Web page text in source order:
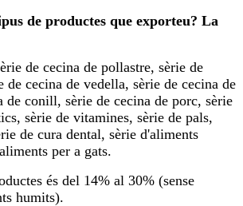
de productes que exporteu? La
de cecina de pollastre, sèrie de
de cecina de vedella, sèrie de cecina de
de conill, sèrie de cecina de porc, sèrie
sèrie de vitamines, sèrie de pals,
de cura dental, sèrie d'aliments
per a gats.
és del 14% al 30% (sense
humits).